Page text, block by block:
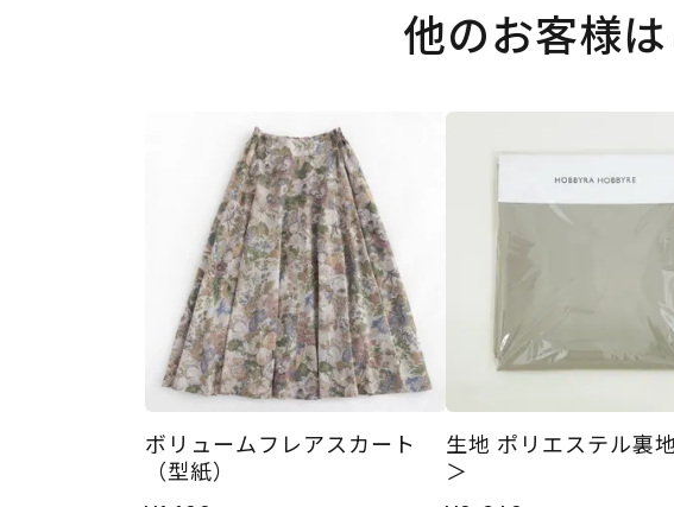
他のお客様
ボリュームフレアスカート
（型紙）
生地 ポリエステル裏
＞